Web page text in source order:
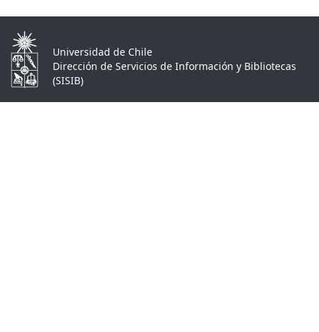
Universidad de Chile
Dirección de Servicios de Información y Bibliotecas
(SISIB)